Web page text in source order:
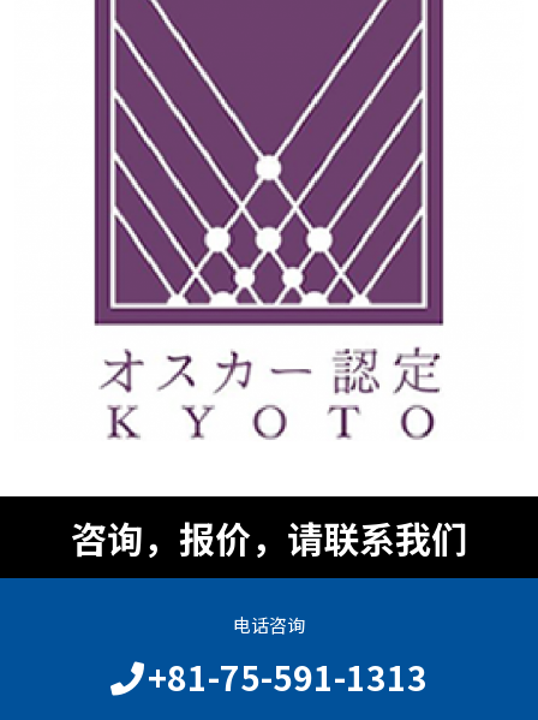
咨询，报价，请联系我们
电话咨询
+81-75-591-1313